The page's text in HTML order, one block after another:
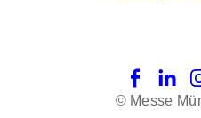
Facebook
© Messe